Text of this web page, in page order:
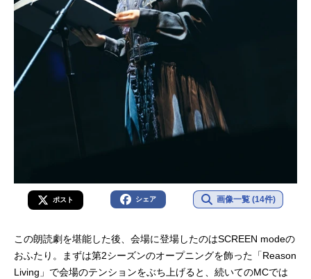
ポスト シェア 画像一覧 (14件)
この朗読劇を堪能した後、会場に登場したのはSCREEN modeの
おふたり。まずは第2シーズンのオープニングを飾った「Reason
Living」で会場のテンションをぶち上げると、続いてのMCでは